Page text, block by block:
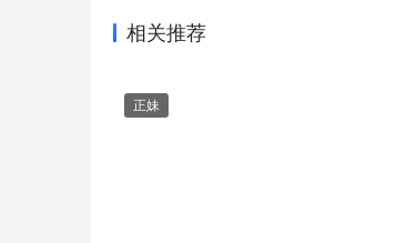
相关推荐
正妹